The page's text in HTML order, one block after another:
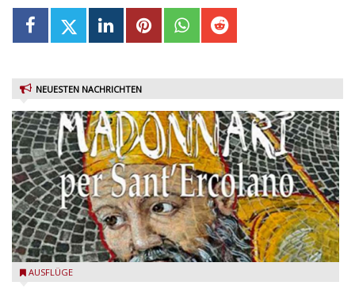
NEUESTEN NACHRICHTEN
Toscolano Maderno: "Madonnari per Sant'Ercolano"
AUSFLÜGE